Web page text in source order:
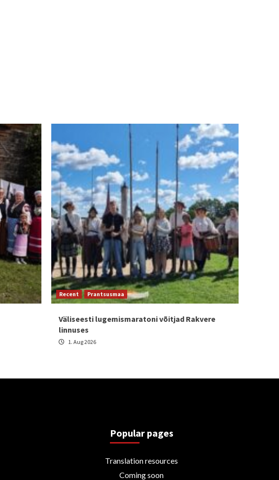
Recent Prantsusmaa
Väliseesti lugemismaratoni võitjad Rakvere
linnuses
1. Aug 2026
Popular pages
Translation resources
Coming soon